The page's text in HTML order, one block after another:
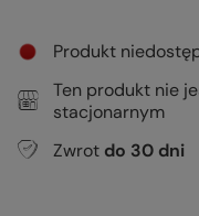
Produkt
Ten produkt nie
stacjonarnym
Zwrot do 30 dni